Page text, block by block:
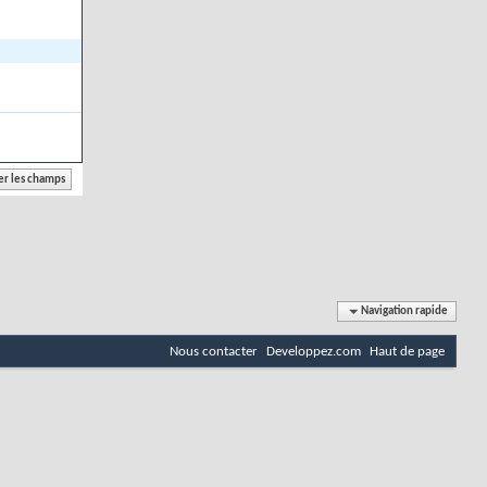
Navigation rapide
Nous contacter Developpez.com Haut de page